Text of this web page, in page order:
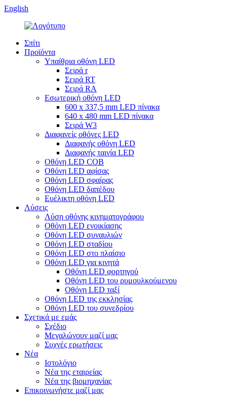
English
Σπίτι
Προϊόντα
Υπαίθρια οθόνη LED
Σειρά r
Σειρά RT
Σειρά RA
Εσωτερική οθόνη LED
600 x 337,5 mm LED πίνακα
640 x 480 mm LED πίνακα
Σειρά W3
Διαφανείς οθόνες LED
Διαφανής οθόνη LED
Διαφανής ταινία LED
Οθόνη LED COB
Οθόνη LED αφίσας
Οθόνη LED σφαίρας
Οθόνη LED δαπέδου
Ευέλικτη οθόνη LED
Λύσεις
Λύση οθόνης κινηματογράφου
Οθόνη LED ενοικίασης
Οθόνη LED συναυλιών
Οθόνη LED σταδίου
Οθόνη LED στο πλαίσιο
Οθόνη LED για κινητά
Οθόνη LED φορτηγού
Οθόνη LED του ρυμουλκούμενου
Οθόνη LED ταξί
Οθόνη LED της εκκλησίας
Οθόνη LED του συνεδρίου
Σχετικά με εμάς
Σχέδιο
Μεγαλώνουν μαζί μας
Συχνές ερωτήσεις
Νέα
Ιστολόγιο
Νέα της εταιρείας
Νέα της βιομηχανίας
Επικοινωνήστε μαζί μας